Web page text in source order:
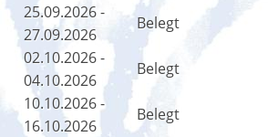
25.09.2026 -
27.09.2026
Belegt
02.10.2026 -
04.10.2026
Belegt
10.10.2026 -
16.10.2026
Belegt